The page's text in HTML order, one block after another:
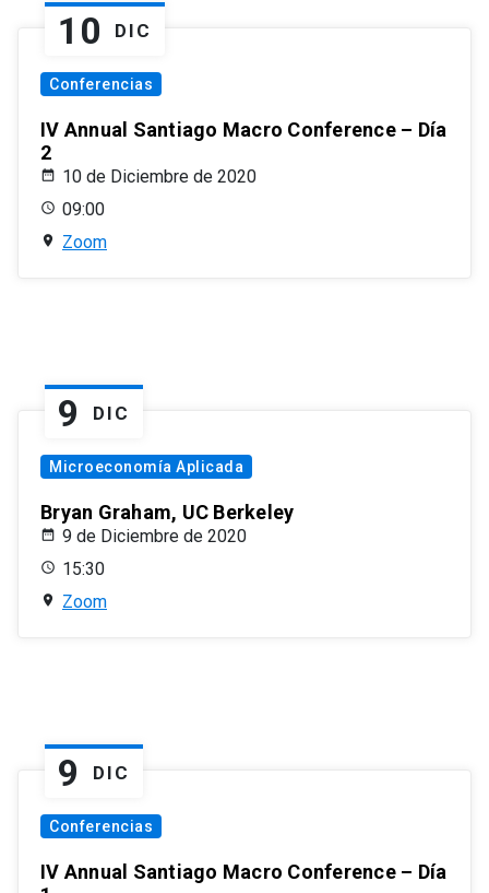
10 DIC
Conferencias
IV Annual Santiago Macro Conference – Día
2
10 de Diciembre de 2020
09:00
Zoom
9 DIC
Microeconomía Aplicada
Bryan Graham, UC Berkeley
9 de Diciembre de 2020
15:30
Zoom
9 DIC
Conferencias
IV Annual Santiago Macro Conference – Día